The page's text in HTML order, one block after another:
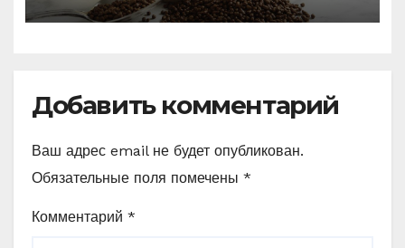
Добавить комментарий
Ваш адрес email не будет опубликован.
Обязательные поля помечены *
Комментарий *